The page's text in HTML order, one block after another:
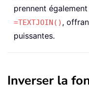
prennent
=TEXTJOIN() ,
puissantes.
Inverser la